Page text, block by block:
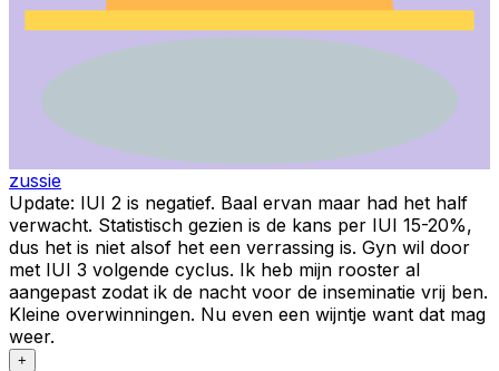
zussie
Update: IUI 2 is negatief. Baal ervan maar had het half
verwacht. Statistisch gezien is de kans per IUI 15-20%,
dus het is niet alsof het een verrassing is. Gyn wil door
met IUI 3 volgende cyclus. Ik heb mijn rooster al
aangepast zodat ik de nacht voor de inseminatie vrij ben.
Kleine overwinningen. Nu even een wijntje want dat mag
weer.
+